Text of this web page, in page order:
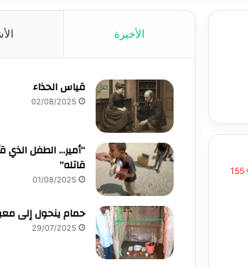
155
الأخيرة
قياس الحذاء
02/08/2025
“أمير… الطفل الذي
قاتله”
01/08/2025
حمام ينحول إلى
29/07/2025